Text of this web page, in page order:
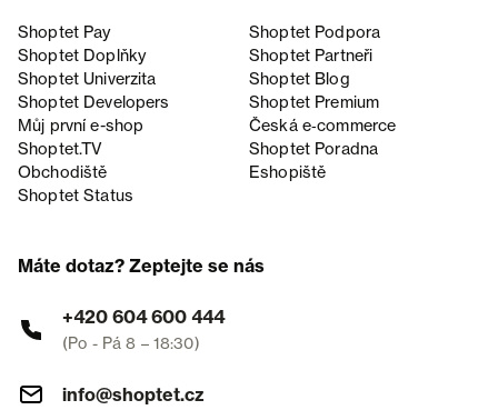
Shoptet Pay
Shoptet Podpora
Shoptet Doplňky
Shoptet Partneři
Shoptet Univerzita
Shoptet Blog
Shoptet Developers
Shoptet Premium
Můj první e-shop
Česká e‑commerce
Shoptet.TV
Shoptet Poradna
Obchodiště
Eshopiště
Shoptet Status
Máte dotaz? Zeptejte se nás
+420 604 600 444
(Po - Pá 8 – 18:30)
info@shoptet.cz